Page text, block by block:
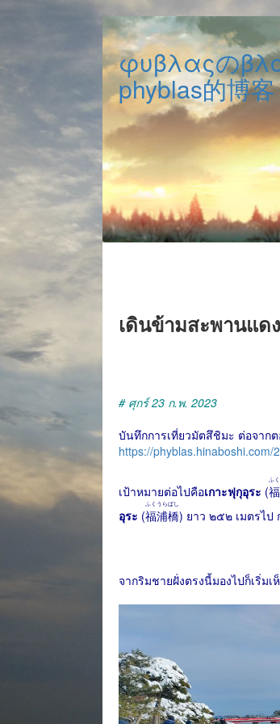
φυβλαςの
phyblas的博客
เดินข้ามสะพานแด
# ศุกร์ 23 ก.พ. 2023
บันทึกการเที่ยวมัตสึชิมะ ต่อจาก
https://phyblas.hinaboshi.com/
เป้าหมายต่อไปคือเกาะฟุกุอุระ (
ふ
อุระ (福浦橋
ふくうらばし
) ยาว ๒๕๒ เมตรไป
จากริมชายฝั่งตรงนี้มองไปก็เริ่ม